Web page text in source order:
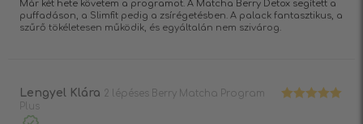
Már két hete követem a programot. A Matcha Berry Detox segített a
puffadáson, a Slimfit pedig a zsírégetésben. A palack fantasztikus, a
szűrő tökéletesen működik, és egyáltalán nem szivárog.
Lengyel Klára 2 lépéses Berry Matcha Program
Plus